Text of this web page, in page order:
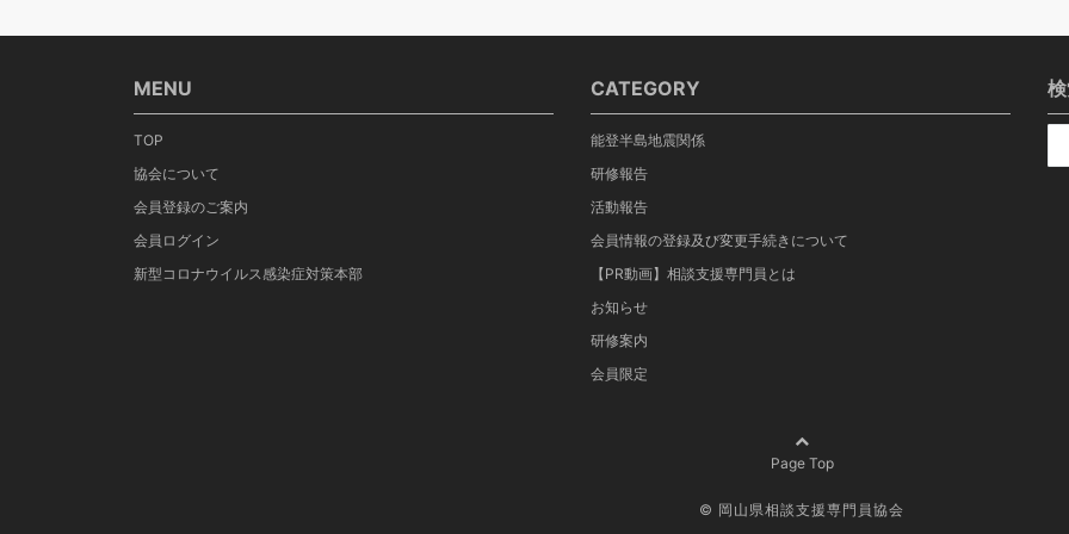
MENU
TOP
協会について
会員登録のご案内
会員ログイン
新型コロナウイルス感染症対策本部
CATEGORY
能登半島地震関係
研修報告
活動報告
会員情報の登録及び変更手続きについて
【PR動画】相談支援専門員とは
お知らせ
研修案内
会員限定
Page Top
© 岡山県相談支援専門員協会